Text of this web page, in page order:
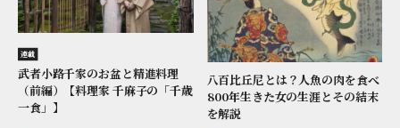
連載
武者小路千家のお盆と精進料理
（前編）【料理家 千麻子の「千歳
一食」】
八百比丘尼とは？人魚の肉を食べ
800年生きた女の生涯とその結末
を解説